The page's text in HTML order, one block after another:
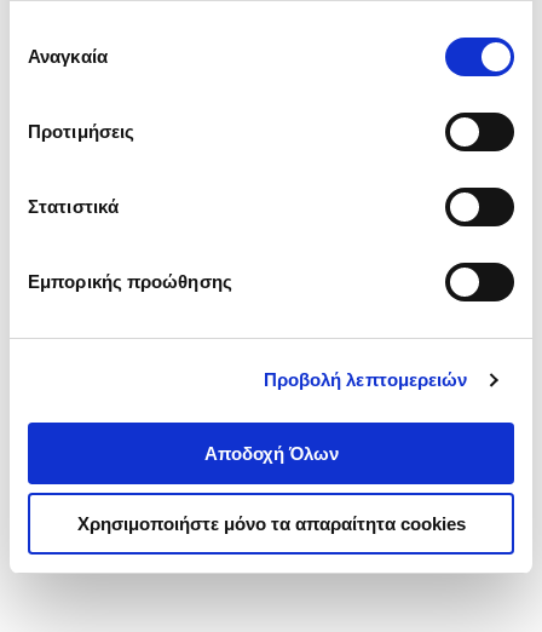
ενδιαφέρουν και να επιλέξετε από τα παρακάτω με την
΄΄και να ενημερωθείτε σχετικά με
συγκατάθεσης
Αναγκαία
Προτιμήσεις
Στατιστικά
Εμπορικής προώθησης
Προβολή λεπτομερειών
Αποδοχή Όλων
Χρησιμοποιήστε μόνο τα απαραίτητα cookies